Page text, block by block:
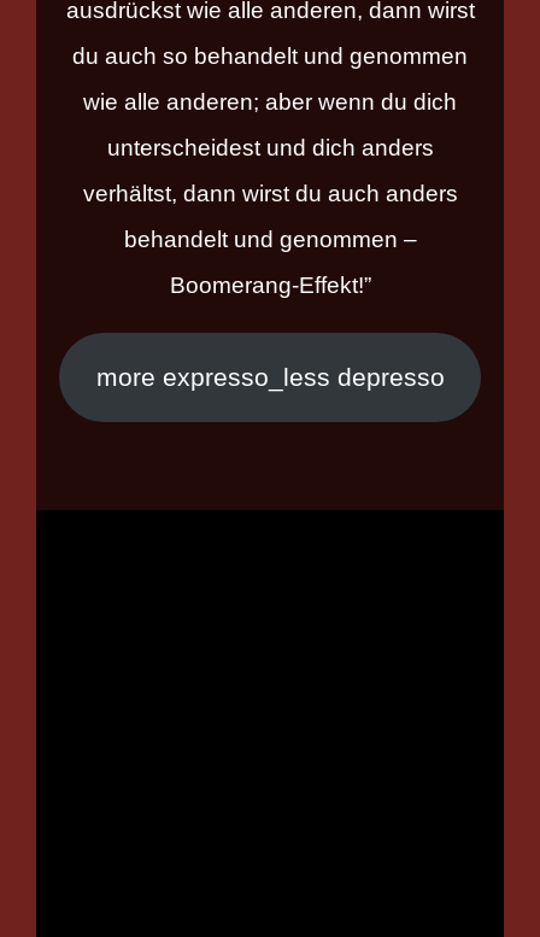
ausdrückst wie alle anderen, dann wirst
du auch so behandelt und genommen
wie alle anderen; aber wenn du dich
unterscheidest und dich anders
verhältst, dann wirst du auch anders
behandelt und genommen –
Boomerang-Effekt!”
more expresso_less depresso